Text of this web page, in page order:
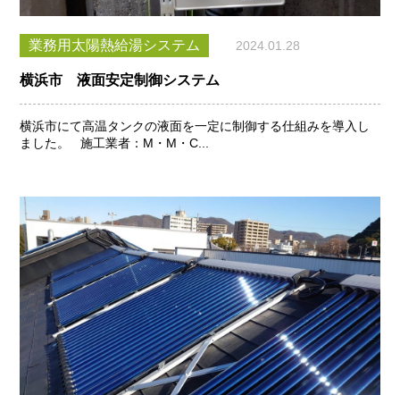
業務用太陽熱給湯システム 2024.01.28
横浜市 液面安定制御システム
横浜市にて高温タンクの液面を一定に制御する仕組みを導入し
ました。 施工業者：M・M・C...